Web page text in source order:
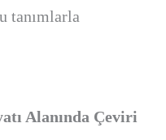
tanımlarla
Alanında Çeviri